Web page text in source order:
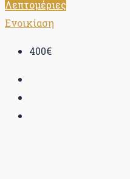
Λεπτομέριες
Ενοικίαση
400€